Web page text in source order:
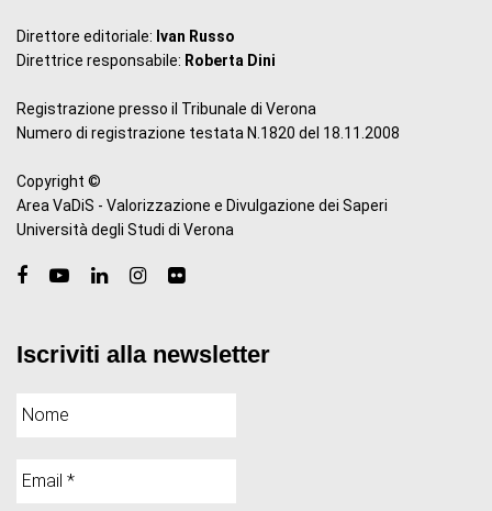
Direttore editoriale: Ivan Russo
Direttrice responsabile: Roberta Dini
Registrazione presso il Tribunale di Verona
Numero di registrazione testata N.1820 del 18.11.2008
Copyright ©
Area VaDiS - Valorizzazione e Divulgazione dei Saperi
Università degli Studi di Verona
Iscriviti alla newsletter